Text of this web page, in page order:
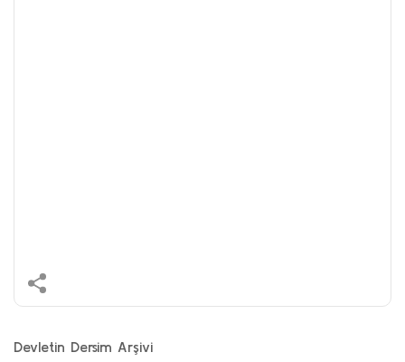
Devletin Dersim Arşivi